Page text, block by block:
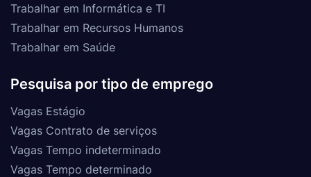
Trabalhar em Informática e TI
Trabalhar em Recursos Humanos
Trabalhar em Saúde
Pesquisa por tipo de emprego
Vagas Estágio
Vagas Contrato de serviços
Vagas Tempo indeterminado
Vagas Tempo determinado